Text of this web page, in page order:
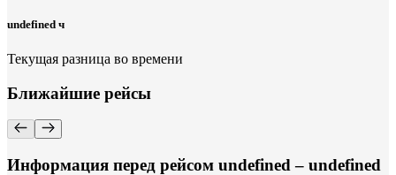
undefined ч
Текущая разница во времени
Ближайшие рейсы
Информация перед рейсом undefined – undefined